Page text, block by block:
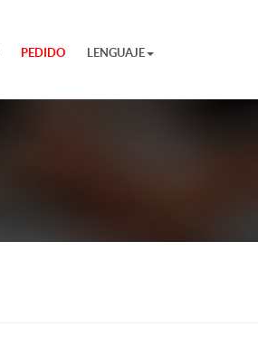
PEDIDO LENGUAJE